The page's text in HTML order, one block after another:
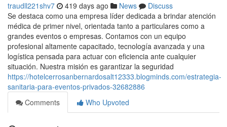
traudll221shv7 419 days ago News
Discuss
Se destaca como una empresa líder dedicada a brindar atención
médica de primer nivel, orientada tanto a particulares como a
grandes eventos o empresas. Contamos con un equipo
profesional altamente capacitado, tecnología avanzada y una
logística pensada para actuar con eficiencia ante cualquier
situación. Nuestra misión es garantizar la seguridad
https://hotelcerrosanbernardosalt12333.blogminds.com/estrategia-
sanitaria-para-eventos-privados-32682886
Comments
Who Upvoted